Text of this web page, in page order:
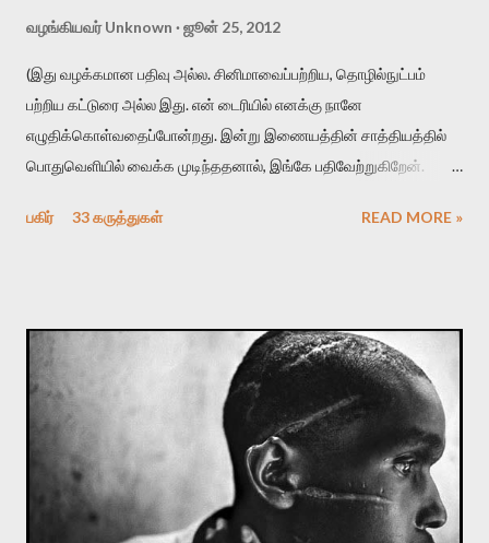
வழங்கியவர்Unknown ஜூன் 25, 2012
(இது வழக்கமான பதிவு அல்ல. சினிமாவைப்பற்றிய, தொழில்நுட்பம்
பற்றிய கட்டுரை அல்ல இது. என் டைரியில் எனக்கு நானே
எழுதிக்கொள்வதைப்போன்றது. இன்று இணையத்தின் சாத்தியத்தில்
பொதுவெளியில் வைக்க முடிந்ததனால், இங்கே பதிவேற்றுகிறேன்.
ஓய்வாக இருப்பின், ஒரு சினிமாக்காரனின் சுய புலம்பலைப் படிக்க
பயணமும் ஒரே வித அனுபவத்தையே கொடுத்தன. இதை அனுபவம்
என்று சொல்லுவதை விட, ஒருவித மன அயர்ச்சி என்று சொல்வது
இன்னும் பொருத்தமாக இருக்கும். இரண்டு பயணங்களிலுமே என்
பால்யகால நண்பர்களில் சிலரைச் சந்திக்கும் வாய்ப்பு ஏற்பட்டது. பதினேழு
பதினெட்டு வருடங்களுக்கு பிறகு அவர்களில் சிலரைச் சந்தித்தேன்.
பிளஸ் டூ படித்துவிட்டு, கல்லூரி படிப்புக்கு பெங்களூர் போனவன். அங்கே
ஏழுவருடம், பின் சென்னையில் பத்துவருடம் என என் கிராமத்தையும்
பகிர் 33 கருத்துகள் READ MORE »